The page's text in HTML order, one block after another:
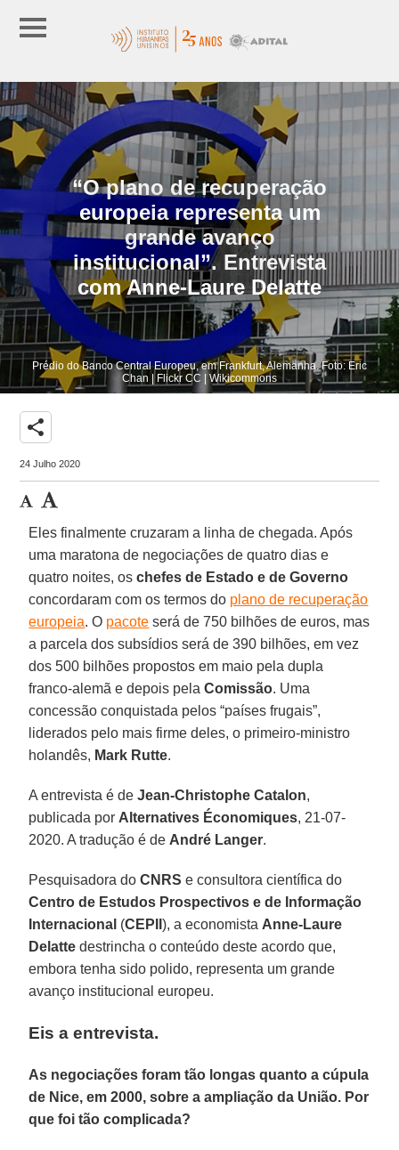
“O plano de recuperação
europeia representa um
grande avanço
institucional”. Entrevista
com Anne-Laure Delatte
Prédio do Banco Central Europeu, em Frankfurt, Alemanha. Foto: Eric
Chan | Flickr CC | Wikicommons
share
24 Julho 2020
Eles finalmente cruzaram a linha de chegada. Após
uma maratona de negociações de quatro dias e
quatro noites, oschefes de Estado e de Governo
concordaram com os termos do plano de recuperação
europeia. O pacote será de 750 bilhões de euros, mas
a parcela dos subsídios será de 390 bilhões, em vez
dos 500 bilhões propostos em maio pela dupla
franco-alemã e depois pelaComissão. Uma
concessão conquistada pelos “países frugais”,
liderados pelo mais firme deles, o primeiro-ministro
holandês, Mark Rutte.
A entrevista é deJean-Christophe Catalon,
publicada por Alternatives Économiques, 21-07-
2020. A tradução é de André Langer.
Pesquisadora doCNRS e consultora científica do
Centro de Estudos Prospectivos e de Informação
Internacional (CEPII), a economista Anne-Laure
Delatte destrincha o conteúdo deste acordo que,
embora tenha sido polido, representa um grande
avanço institucional europeu.
Eis a entrevista.
As negociações foram tão longas quanto a cúpula
de Nice, em 2000, sobre a ampliação da União. Por
que foi tão complicada?